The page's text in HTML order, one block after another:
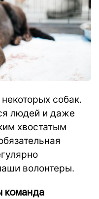
собак.
людей и даже
хвостатым
волонтеры.
команда